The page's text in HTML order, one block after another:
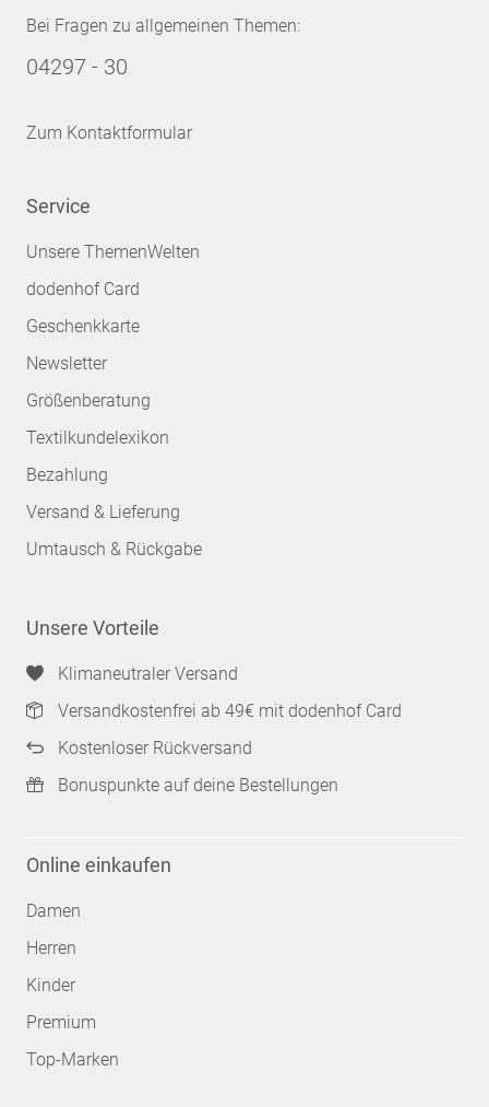
Bei Fragen zu allgemeinen Themen:
04297 - 30
Zum Kontaktformular
Service
Unsere ThemenWelten
dodenhof Card
Geschenkkarte
Newsletter
Größenberatung
Textilkundelexikon
Bezahlung
Versand & Lieferung
Umtausch & Rückgabe
Unsere Vorteile
Klimaneutraler Versand
Versandkostenfrei ab 49€ mit dodenhof Card
Kostenloser Rückversand
Bonuspunkte auf deine Bestellungen
Online einkaufen
Damen
Herren
Kinder
Premium
Top-Marken